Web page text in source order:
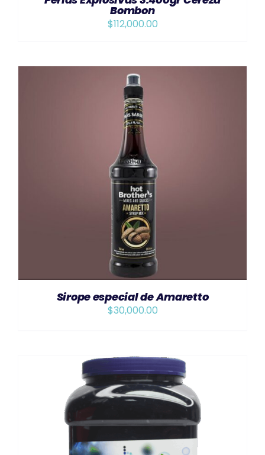
Bombon
$112,000.00
AÑADIR AL CARRITO /
Sirope especial de Amaretto
$30,000.00